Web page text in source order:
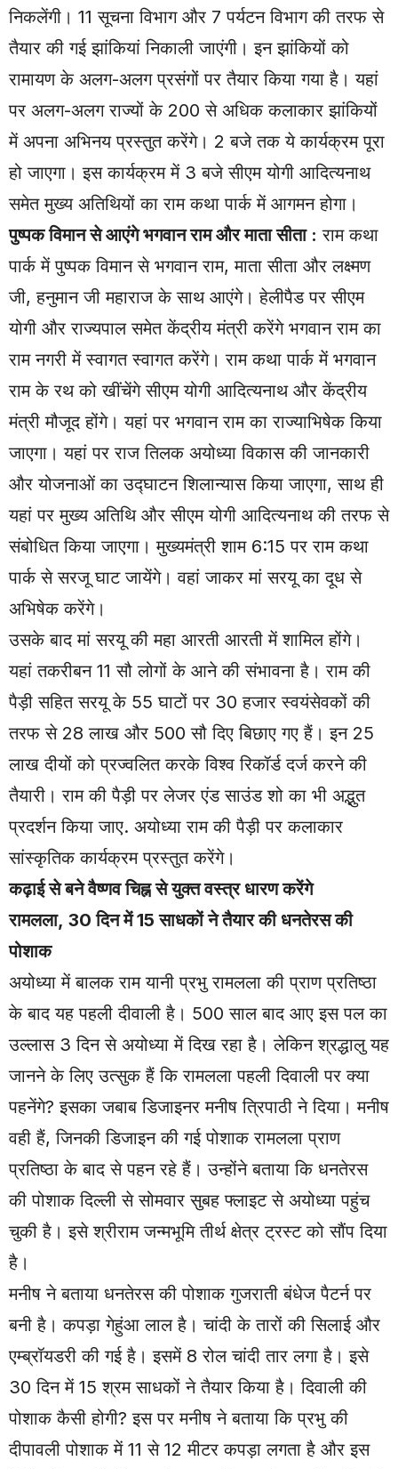
निकलेंगी। 11 सूचना विभाग और 7 पर्यटन विभाग की तरफ से
तैयार की गई झांकियां निकाली जाएंगी। इन झांकियों को
रामायण के अलग-अलग प्रसंगों पर तैयार किया गया है। यहां
पर अलग-अलग राज्यों के 200 से अधिक कलाकार झांकियों
में अपना अभिनय प्रस्तुत करेंगे। 2 बजे तक ये कार्यक्रम पूरा
हो जाएगा। इस कार्यक्रम में 3 बजे सीएम योगी आदित्यनाथ
समेत मुख्य अतिथियों का राम कथा पार्क में आगमन होगा।
पुष्पक विमान से आएंगे भगवान राम और माता सीता : राम कथा
पार्क में पुष्पक विमान से भगवान राम, माता सीता और लक्ष्मण
जी, हनुमान जी महाराज के साथ आएंगे। हेलीपैड पर सीएम
योगी और राज्यपाल समेत केंद्रीय मंत्री करेंगे भगवान राम का
राम नगरी में स्वागत स्वागत करेंगे। राम कथा पार्क में भगवान
राम के रथ को खींचेंगे सीएम योगी आदित्यनाथ और केंद्रीय
मंत्री मौजूद होंगे। यहां पर भगवान राम का राज्याभिषेक किया
जाएगा। यहां पर राज तिलक अयोध्या विकास की जानकारी
और योजनाओं का उद्घाटन शिलान्यास किया जाएगा, साथ ही
यहां पर मुख्य अतिथि और सीएम योगी आदित्यनाथ की तरफ से
संबोधित किया जाएगा। मुख्यमंत्री शाम 6:15 पर राम कथा
पार्क से सरजू घाट जायेंगे। वहां जाकर मां सरयू का दूध से
अभिषेक करेंगे।
उसके बाद मां सरयू की महा आरती आरती में शामिल होंगे।
यहां तकरीबन 11 सौ लोगों के आने की संभावना है। राम की
पैड़ी सहित सरयू के 55 घाटों पर 30 हजार स्वयंसेवकों की
तरफ से 28 लाख और 500 सौ दिए बिछाए गए हैं। इन 25
लाख दीयों को प्रज्वलित करके विश्व रिकॉर्ड दर्ज करने की
तैयारी। राम की पैड़ी पर लेजर एंड साउंड शो का भी अद्भुत
प्रदर्शन किया जाए. अयोध्या राम की पैड़ी पर कलाकार
सांस्कृतिक कार्यक्रम प्रस्तुत करेंगे।
कढ़ाई से बने वैष्णव चिह्न से युक्त वस्त्र धारण करेंगे
रामलला, 30 दिन में 15 साधकों ने तैयार की धनतेरस की
पोशाक
अयोध्या में बालक राम यानी प्रभु रामलला की प्राण प्रतिष्ठा
के बाद यह पहली दीवाली है। 500 साल बाद आए इस पल का
उल्लास 3 दिन से अयोध्या में दिख रहा है। लेकिन श्रद्धालु यह
जानने के लिए उत्सुक हैं कि रामलला पहली दिवाली पर क्या
पहनेंगे? इसका जबाब डिजाइनर मनीष त्रिपाठी ने दिया। मनीष
वही हैं, जिनकी डिजाइन की गई पोशाक रामलला प्राण
प्रतिष्ठा के बाद से पहन रहे हैं। उन्होंने बताया कि धनतेरस
की पोशाक दिल्ली से सोमवार सुबह फ्लाइट से अयोध्या पहुंच
चुकी है। इसे श्रीराम जन्मभूमि तीर्थ क्षेत्र ट्रस्ट को सौंप दिया
है।
मनीष ने बताया धनतेरस की पोशाक गुजराती बंधेज पैटर्न पर
बनी है। कपड़ा गेहुंआ लाल है। चांदी के तारों की सिलाई और
एम्ब्रॉयडरी की गई है। इसमें 8 रोल चांदी तार लगा है। इसे
30 दिन में 15 श्रम साधकों ने तैयार किया है। दिवाली की
पोशाक कैसी होगी? इस पर मनीष ने बताया कि प्रभु की
दीपावली पोशाक में 11 से 12 मीटर कपड़ा लगता है और इस